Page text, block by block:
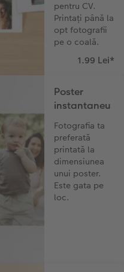
pentru CV.
Printați până la
opt fotografii
pe o coală.
1.99 Lei*
Poster
instantaneu
Fotografia ta
preferată
printată la
dimensiunea
unui poster.
Este gata pe
loc.